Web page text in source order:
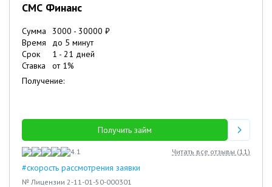
СМС Финанс
Сумма 3000 - 30000 ₽
Время
до 5 минут
Срок
1 - 21 дней
Ставка
от 1%
Получение:
Получить займ
4.1 Читать все отзывы (11)
#скорость рассмотрения заявки
№ Лицензии 2-11-01-50-000301